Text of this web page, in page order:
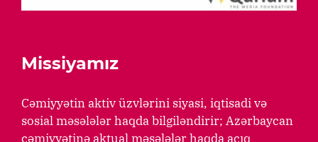
Missiyamız
Cəmiyyətin aktiv üzvlərini siyasi, iqtisadi və
sosial məsələlər haqda bilgiləndirir; Azərbaycan
cəmiyyətinə aktual məsələlər haqda açıq